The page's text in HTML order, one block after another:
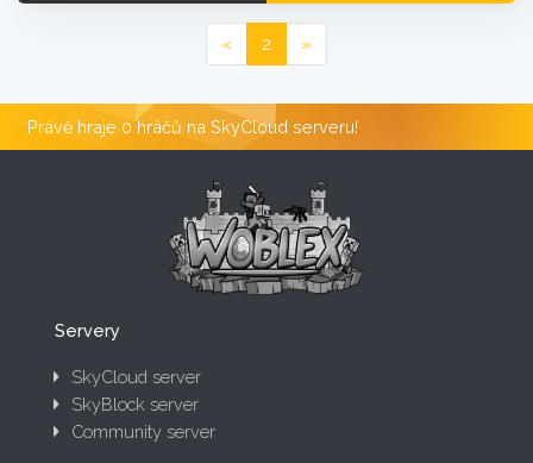
« 2 »
Právě hraje 0 hráčů na SkyCloud serveru!
Servery
SkyCloud server
SkyBlock server
Community server